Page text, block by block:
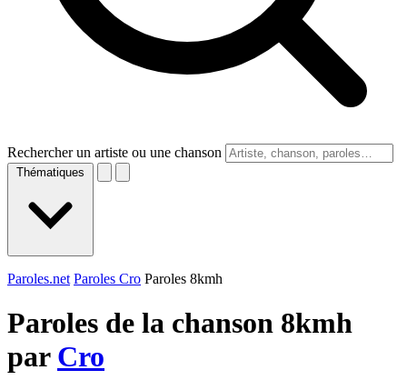
Rechercher un artiste ou une chanson
Thématiques
Paroles.net Paroles Cro Paroles 8kmh
Paroles de la chanson 8kmh
par Cro